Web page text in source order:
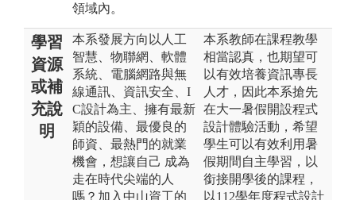
領域內。
學習
資源
或補
充說
明
本系發展方向以人工
智慧、物聯網、軟體
系統、電腦網路與無
線通訊、資訊安全、I
C設計為主、擁有最新
穎的設備、最優良的
師資、最熱門的就業
機會，想讓自己 成為
走在時代尖端的人
嗎？加入中山資工的
本系教師在課程教學
相當認真，也期望可
以有效培養資訊專長
人才，因此本系搶先
在大一暑假開設程式
設計體驗活動，希望
學生可以有效利用暑
假期間自主學習，以
銜接開學後的課程，
以112學年度程式設計